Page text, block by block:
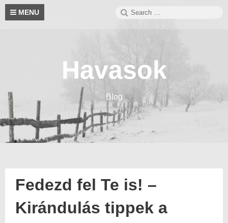
Skip
content
MENU
Search
Havasok
Blog
Fedezd fel Te is! –
Kirándulás tippek a